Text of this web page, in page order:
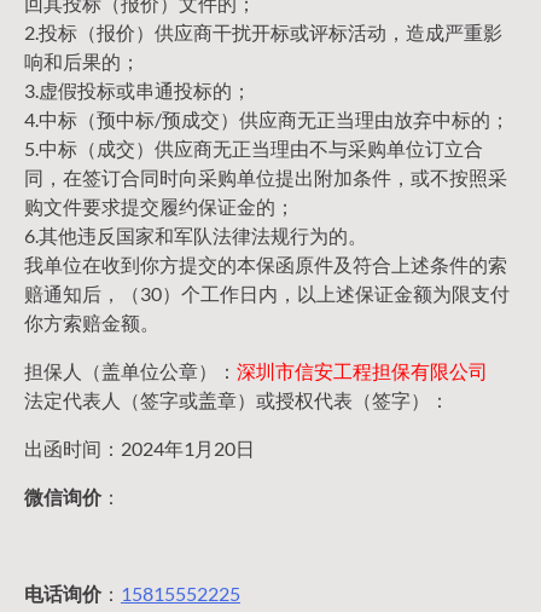
2.投标（报价）供应商干扰开标或评标活动，造成严重影
响和后果的；
3.虚假投标或串通投标的；
4.中标（预中标/预成交）供应商无正当理由放弃中标的；
5.中标（成交）供应商无正当理由不与采购单位订立合
同，在签订合同时向采购单位提出附加条件，或不按照采
购文件要求提交履约保证金的；
6.其他违反国家和军队法律法规行为的。
我单位在收到你方提交的本保函原件及符合上述条件的索
赔通知后，（30）个工作日内，以上述保证金额为限支付
你方索赔金额。
担保人（盖单位公章）： 深圳市信安工程担保有限公司
法定代表人（签字或盖章）或授权代表（签字）：
出函时间：2024年1月20日
微信询价：
电话询价： 15815552225